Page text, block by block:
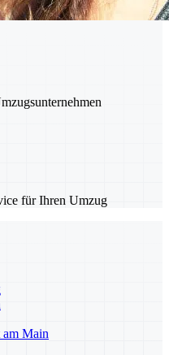
für Ihren Umzug
Main